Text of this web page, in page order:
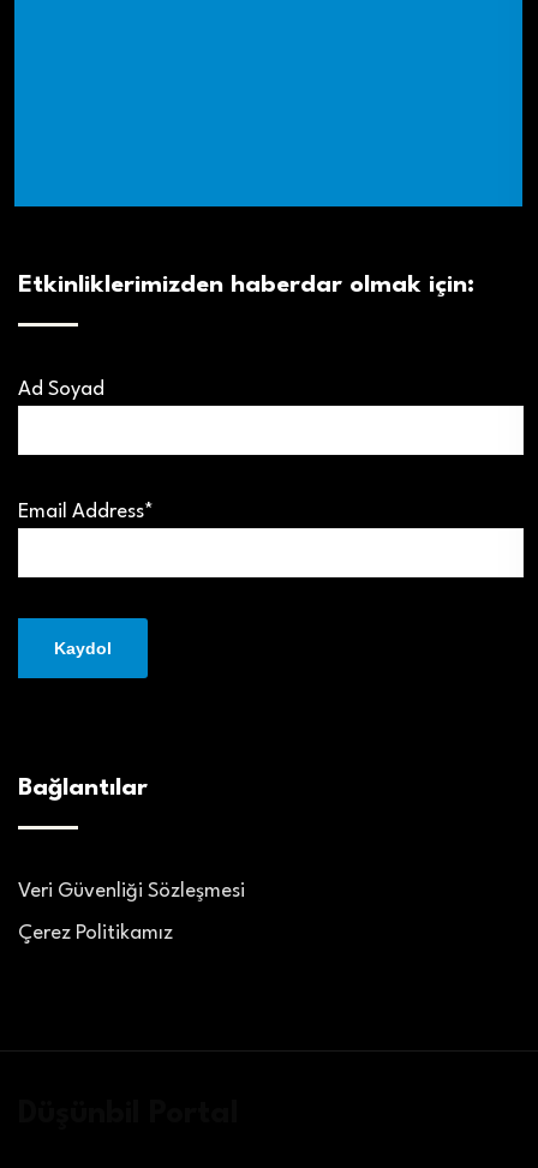
Etkinliklerimizden haberdar olmak için:
Ad Soyad
Email Address*
Bağlantılar
Veri Güvenliği Sözleşmesi
Çerez Politikamız